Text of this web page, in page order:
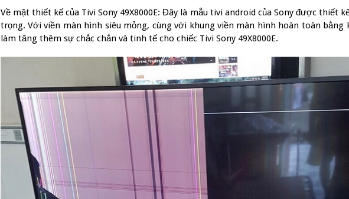
Về mặt thiết kế của Tivi Sony 49X8000E: Đây là mẫu tivi android của Sony được thiết
trọng. Với viền màn hình siêu mỏng, cùng với khung viền màn hình hoàn toàn bằng
làm tăng thêm sự chắc chắn và tinh tế cho chiếc Tivi Sony 49X8000E.